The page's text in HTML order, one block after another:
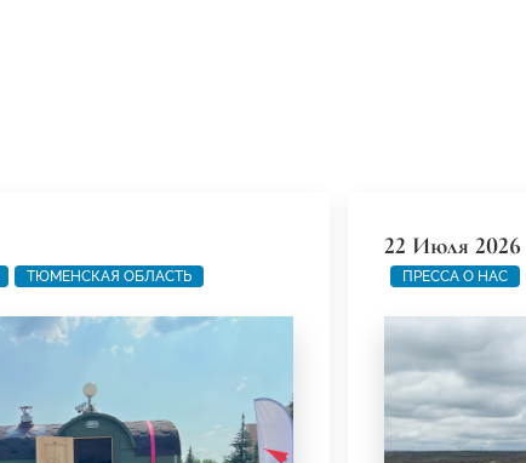
ТЮМЕНСКАЯ ОБЛАСТЬ
22 Июля 2026
ПРЕССА О НАС